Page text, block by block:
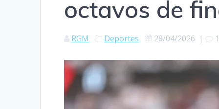
octavos de
RGM Deportes 28/04/2026 |